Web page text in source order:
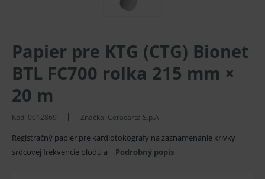
Papier pre KTG (CTG) Bionet
BTL FC700 rolka 215 mm ×
20 m
Kód: 0012869 Značka: Ceracarta S.p.A.
Registračný papier pre kardiotokografy na zaznamenanie krivky
srdcovej frekvencie plodu a
Podrobný popis